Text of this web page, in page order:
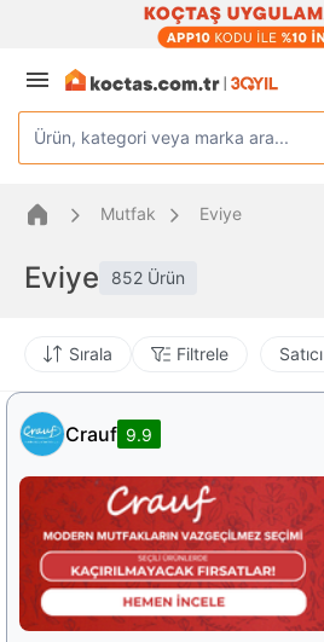
Ürün, kategori veya marka ara...
Mutfak Eviye
Eviye 852 Ürün
Sırala Filtrele Satıcı
Crauf 9.9